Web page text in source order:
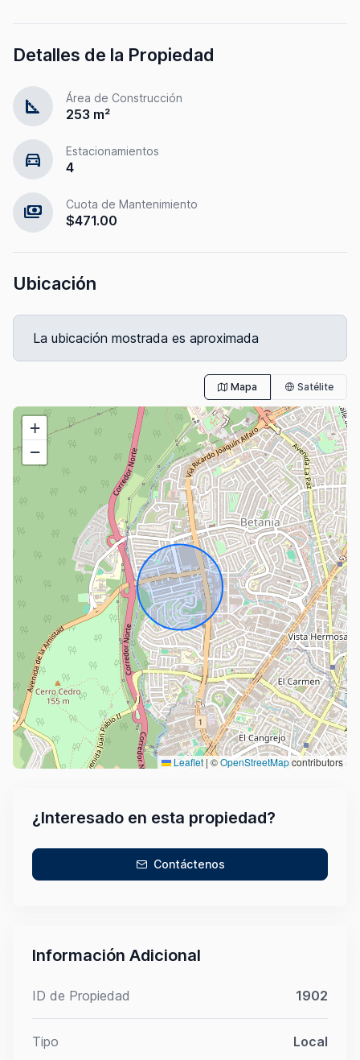
Detalles de la Propiedad
square_foot Área de Construcción
253 m²
directions_car Estacionamientos
4
payments Cuota de Mantenimiento
$471.00
Ubicación
La ubicación mostrada es aproximada
Mapa Satélite
+
−
Leaflet|©OpenStreetMapcontributors
¿Interesado en esta propiedad?
Contáctenos
Información Adicional
ID de Propiedad 1902
Tipo Local